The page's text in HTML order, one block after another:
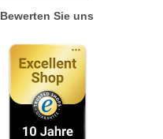
Bewerten Sie uns